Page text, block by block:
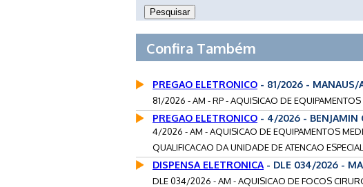
Confira Também
PREGAO ELETRONICO - 81/2026 - MANAUS/
81/2026 - AM - RP - AQUISICAO DE EQUIPAMENTOS
PREGAO ELETRONICO - 4/2026 - BENJAMIN
4/2026 - AM - AQUISICAO DE EQUIPAMENTOS
QUALIFICACAO DA UNIDADE DE ATENCAO
DISPENSA ELETRONICA - DLE 034/2026 -
DLE 034/2026 - AM - AQUISICAO DE FOCOS